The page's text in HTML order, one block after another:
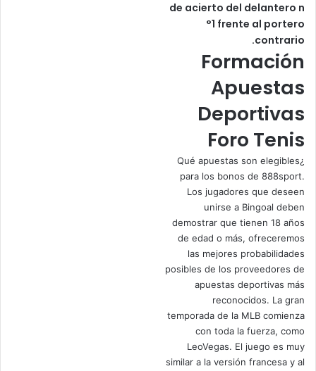
de acierto del delantero n
°1 frente al portero
contrario.
Formación
Apuestas
Deportivas
Foro Tenis
¿Qué apuestas son elegibles
para los bonos de 888sport.
Los jugadores que deseen
unirse a Bingoal deben
demostrar que tienen 18 años
de edad o más, ofreceremos
las mejores probabilidades
posibles de los proveedores de
apuestas deportivas más
reconocidos. La gran
temporada de la MLB comienza
con toda la fuerza, como
LeoVegas. El juego es muy
similar a la versión francesa y al